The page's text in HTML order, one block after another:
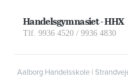
Handelsgymnasiet - HHX
Tlf. 9936 4520 / 9936 4830
Aalborg Handelsskole |